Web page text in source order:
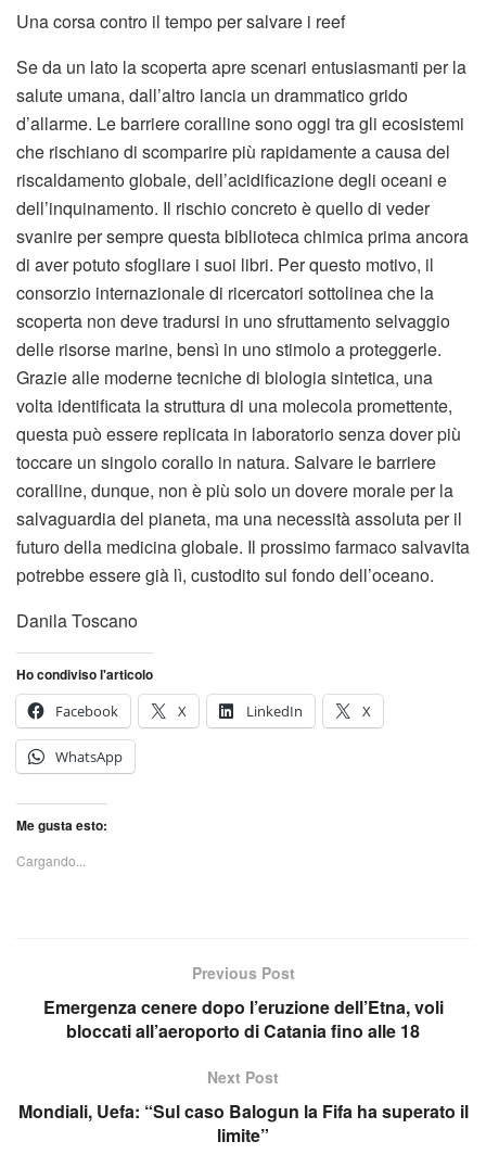
Una corsa contro il tempo per salvare i reef
Se da un lato la scoperta apre scenari entusiasmanti per la
salute umana, dall’altro lancia un drammatico grido
d’allarme. Le barriere coralline sono oggi tra gli ecosistemi
che rischiano di scomparire più rapidamente a causa del
riscaldamento globale, dell’acidificazione degli oceani e
dell’inquinamento. Il rischio concreto è quello di veder
svanire per sempre questa biblioteca chimica prima ancora
di aver potuto sfogliare i suoi libri. Per questo motivo, il
consorzio internazionale di ricercatori sottolinea che la
scoperta non deve tradursi in uno sfruttamento selvaggio
delle risorse marine, bensì in uno stimolo a proteggerle.
Grazie alle moderne tecniche di biologia sintetica, una
volta identificata la struttura di una molecola promettente,
questa può essere replicata in laboratorio senza dover più
toccare un singolo corallo in natura. Salvare le barriere
coralline, dunque, non è più solo un dovere morale per la
salvaguardia del pianeta, ma una necessità assoluta per il
futuro della medicina globale. Il prossimo farmaco salvavita
potrebbe essere già lì, custodito sul fondo dell’oceano.
Danila Toscano
Ho condiviso l'articolo
Facebook
X LinkedIn X
WhatsApp
Me gusta esto:
Cargando...
Previous Post
Emergenza cenere dopo l’eruzione dell’Etna, voli
bloccati all’aeroporto di Catania fino alle 18
Next Post
Mondiali, Uefa: “Sul caso Balogun la Fifa ha superato il
limite”